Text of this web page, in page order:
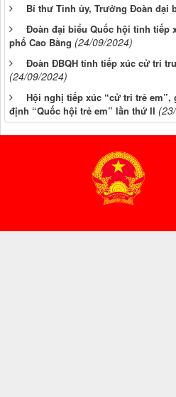
Bí thư Tỉnh ủy, Trưởng Đoàn đại
Đoàn đại biểu Quốc hội tỉnh tiếp
phố Cao Bằng (24/09/2024)
Đoàn ĐBQH tỉnh tiếp xúc cử tri
(24/09/2024)
Hội nghị tiếp xúc “cử tri trẻ
định “Quốc hội trẻ em” lần thứ II